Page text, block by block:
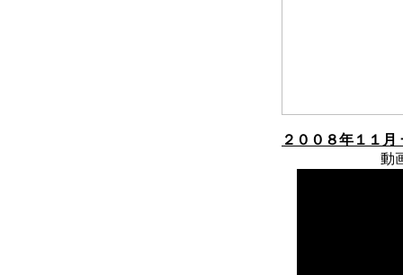
２００８年１１月
動